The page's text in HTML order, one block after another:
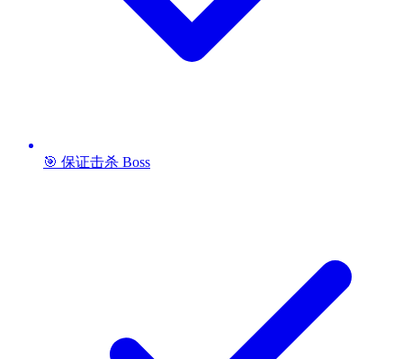
🎯 保证击杀 Boss